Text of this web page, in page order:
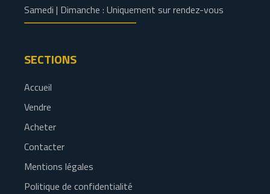
Samedi | Dimanche : Uniquement sur rendez-vous
SECTIONS
Accueil
Vendre
Acheter
Contacter
Mentions légales
Politique de confidentialité